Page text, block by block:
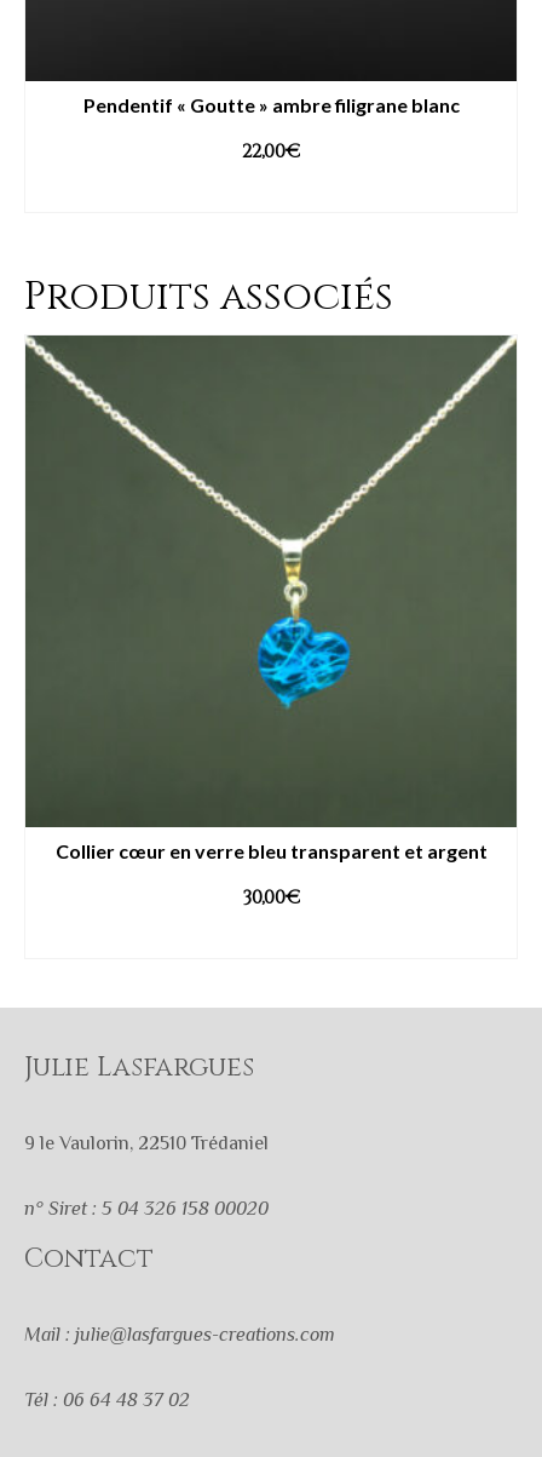
Pendentif « Goutte » ambre filigrane blanc
22,00€
Produits associés
Collier cœur en verre bleu transparent et argent
30,00€
Julie Lasfargues
9 le Vaulorin, 22510 Trédaniel
n° Siret : 5 04 326 158 00020
Contact
Mail : julie@lasfargues-creations.com
Tél : 06 64 48 37 02